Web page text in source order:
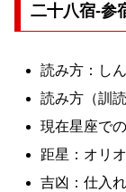
二十八宿-参
読み方：し
読み方（訓
現在星座で
距星：オリ
吉凶：仕入